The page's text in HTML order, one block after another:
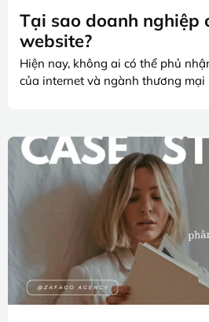
Tại sao doanh nghiệp
website?
Hiện nay, không ai có thể phủ
của internet và ngành thương mại